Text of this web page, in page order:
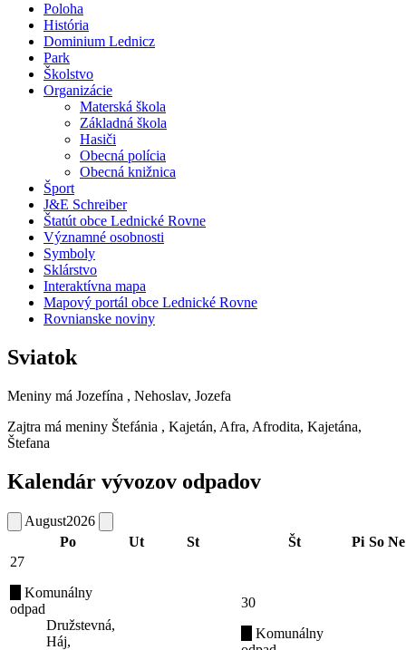
Poloha
História
Dominium Lednicz
Park
Školstvo
Organizácie
Materská škola
Základná škola
Hasiči
Obecná polícia
Obecná knižnica
Šport
J&E Schreiber
Štatút obce Lednické Rovne
Významné osobnosti
Symboly
Sklárstvo
Interaktívna mapa
Mapový portál obce Lednické Rovne
Rovnianske noviny
Sviatok
Meniny má Jozefína , Nehoslav, Jozefa
Zajtra má meniny Štefánia , Kajetán, Afra, Afrodita, Kajetána,
Štefana
Kalendár vývozov odpadov
August2026
Po
Ut St Št Pi So Ne
27
Komunálny
odpad
Družstevná,
Háj,
30
Komunálny